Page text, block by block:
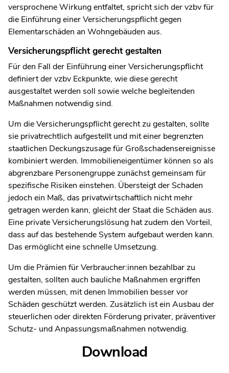
versprochene Wirkung entfaltet, spricht sich der vzbv für
die Einführung einer Versicherungspflicht gegen
Elementarschäden an Wohngebäuden aus.
Versicherungspflicht gerecht gestalten
Für den Fall der Einführung einer Versicherungspflicht
definiert der vzbv Eckpunkte, wie diese gerecht
ausgestaltet werden soll sowie welche begleitenden
Maßnahmen notwendig sind.
Um die Versicherungspflicht gerecht zu gestalten, sollte
sie privatrechtlich aufgestellt und mit einer begrenzten
staatlichen Deckungszusage für Großschadensereignisse
kombiniert werden. Immobilieneigentümer können so als
abgrenzbare Personengruppe zunächst gemeinsam für
spezifische Risiken einstehen. Übersteigt der Schaden
jedoch ein Maß, das privatwirtschaftlich nicht mehr
getragen werden kann, gleicht der Staat die Schäden aus.
Eine private Versicherungslösung hat zudem den Vorteil,
dass auf das bestehende System aufgebaut werden kann.
Das ermöglicht eine schnelle Umsetzung.
Um die Prämien für Verbraucher:innen bezahlbar zu
gestalten, sollten auch bauliche Maßnahmen ergriffen
werden müssen, mit denen Immobilien besser vor
Schäden geschützt werden. Zusätzlich ist ein Ausbau der
steuerlichen oder direkten Förderung privater, präventiver
Schutz- und Anpassungsmaßnahmen notwendig.
Download